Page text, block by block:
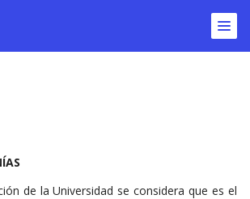
de la Universidad se considera que es el